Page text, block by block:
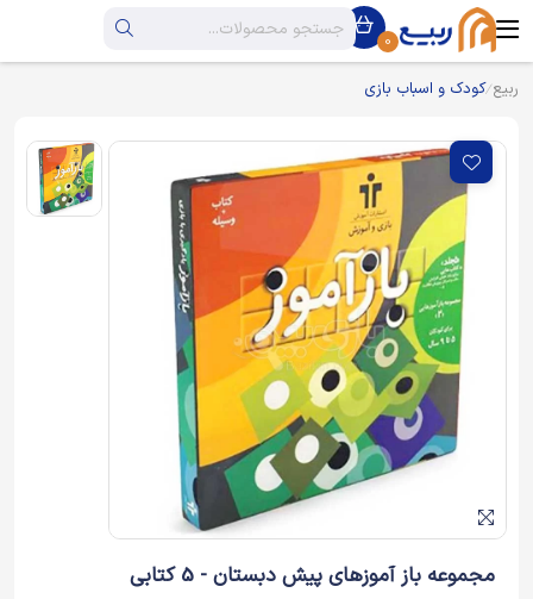
0
ربیع کودک و اسباب بازی
مجموعه باز آموزهای پیش دبستان - 5 کتابی